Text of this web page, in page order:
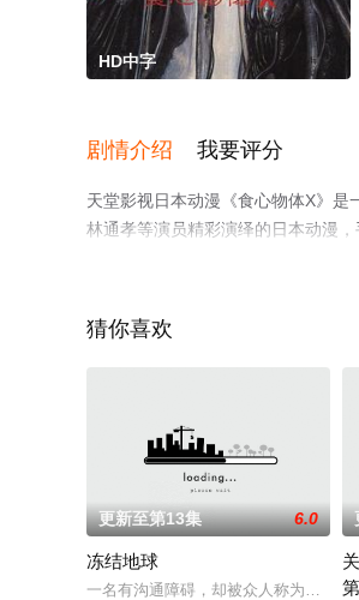
HD中字
剧情介绍 我要评分
天堂影视日本动漫《食心物体X》
林通孝等演员精彩演绎的日本动漫
猜你喜欢
更新至第13集 6.0
冻结地球
一名有沟通障碍，却被众人称为救世